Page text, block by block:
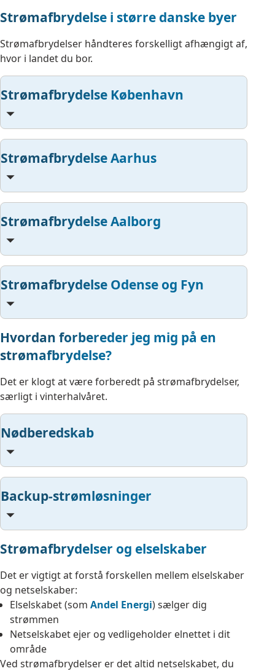
Strømafbrydelse i større danske byer
Strømafbrydelser håndteres forskelligt afhængigt af,
hvor i landet du bor.
Strømafbrydelse København
Strømafbrydelse Aarhus
Strømafbrydelse Aalborg
Strømafbrydelse Odense og Fyn
Hvordan forbereder jeg mig på en
strømafbrydelse?
Det er klogt at være forberedt på strømafbrydelser,
særligt i vinterhalvåret.
Nødberedskab
Backup-strømløsninger
Strømafbrydelser og elselskaber
Det er vigtigt at forstå forskellen mellem elselskaber
og netselskaber:
Elselskabet (som Andel Energi) sælger dig
strømmen
Netselskabet ejer og vedligeholder elnettet i dit
område
Ved strømafbrydelser er det altid netselskabet, du